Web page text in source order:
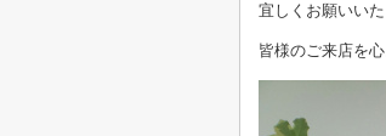
宜しくお願いいた
皆様のご来店を